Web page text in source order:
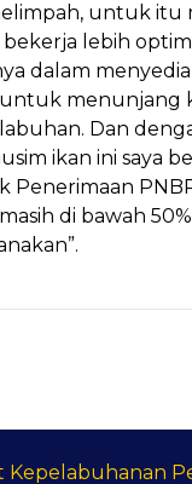
untuk itu
bekerja lebih
dalam
untuk menunjang
Dan
ikan ini saya
Penerimaan
di bawah
Kepelabuhanan